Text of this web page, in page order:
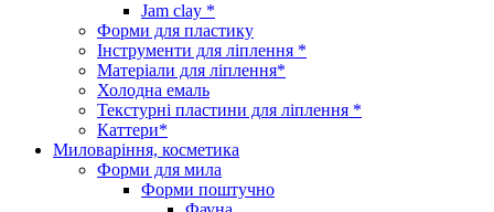
Jam clay *
Форми для пластику
Інструменти для ліплення *
Матеріали для ліплення*
Холодна емаль
Текстурні пластини для ліплення *
Каттери*
Миловаріння, косметика
Форми для мила
Форми поштучно